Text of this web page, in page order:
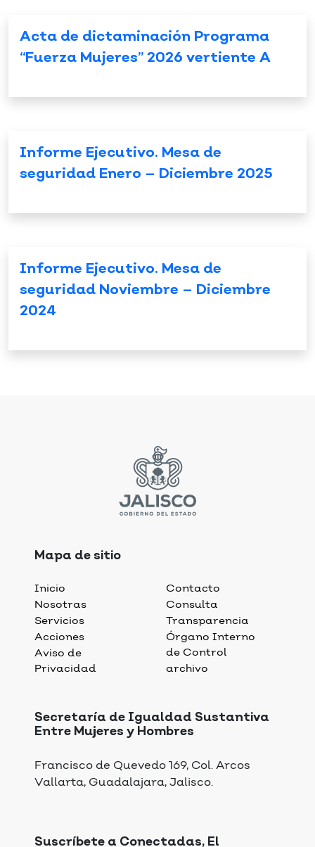
Acta de dictaminación Programa
“Fuerza Mujeres” 2026 vertiente A
Informe Ejecutivo. Mesa de
seguridad Enero – Diciembre 2025
Informe Ejecutivo. Mesa de
seguridad Noviembre – Diciembre
2024
Mapa de sitio
Inicio
Nosotras
Servicios
Acciones
Aviso de
Privacidad
Contacto
Consulta
Transparencia
Órgano Interno
de Control
archivo
Secretaría de Igualdad Sustantiva
Entre Mujeres y Hombres
Francisco de Quevedo 169, Col. Arcos
Vallarta, Guadalajara, Jalisco.
Suscríbete a Conectadas, El